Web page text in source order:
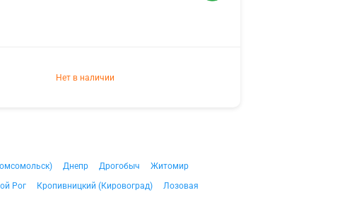
Нет в наличии
Днепр Дрогобыч
Житомир
Рог Кропивницкий (Кировоград)
Лозовая